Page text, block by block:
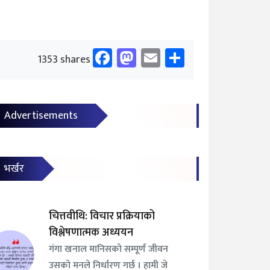
1353 shares Facebook
Mastodon
Email
Advertisements
भर्खर
चित्तवीथि: विचार प्रक्रियाको
विश्लेषणात्मक अध्ययन
गंगा खनाल मानिसको सम्पूर्ण जीवन
उसको मनले निर्धारण गर्छ । हामी जे